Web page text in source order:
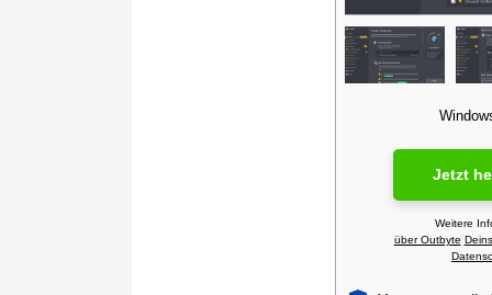
Jetzt
Weitere
über Outbyte